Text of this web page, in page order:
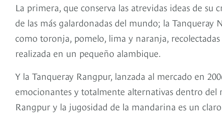
La primera, que conserva las atrevidas ideas de su
de las más galardonadas del mundo; la Tanqueray
como toronja, pomelo, lima y naranja,
realizada en un pequeño alambique.
Y la Tanqueray Rangpur, lanzada al mercado en
emocionantes y totalmente alternativas dentro del
Rangpur y la jugosidad de la mandarina es un